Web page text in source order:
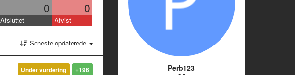
0 0
Afsluttet Afvist
Seneste opdaterede
+196
Under vurdering Perb123